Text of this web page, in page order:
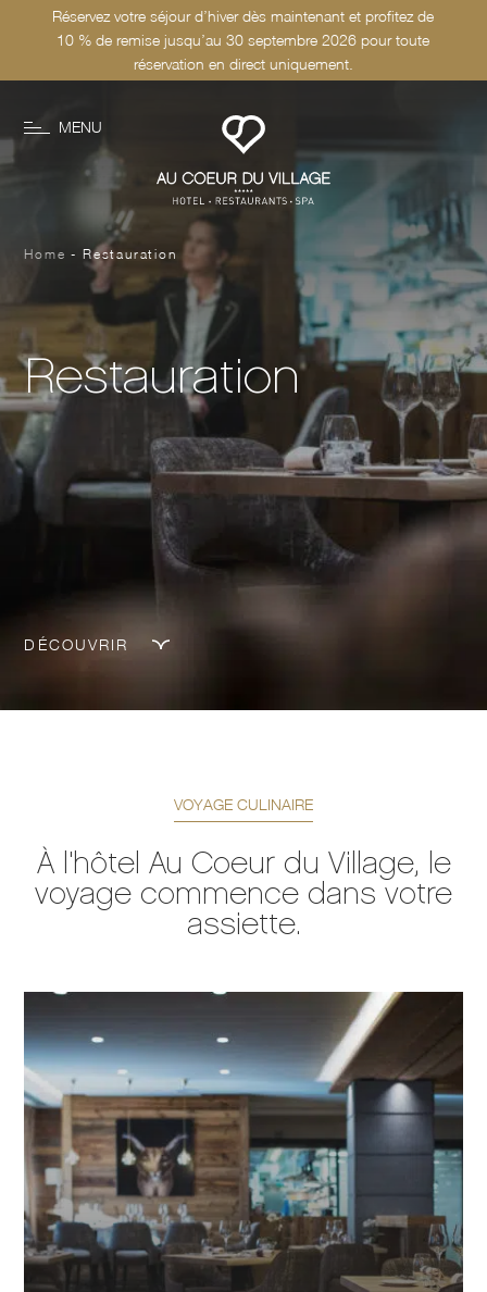
Réservez votre séjour d’hiver dès maintenant et profitez de
10 % de remise jusqu’au 30 septembre 2026 pour toute
réservation en direct uniquement.
MENU
Home -Restauration
Restauration
DÉCOUVRIR
VOYAGE CULINAIRE
À l'hôtel Au Coeur du Village, le
voyage commence dans votre
assiette.